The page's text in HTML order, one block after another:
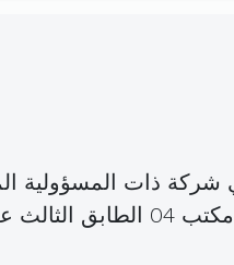
ذات المسؤولية
الحمامات (